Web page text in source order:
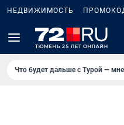
НЕДВИЖИМОСТЬ
Что будет дальше с Турой —